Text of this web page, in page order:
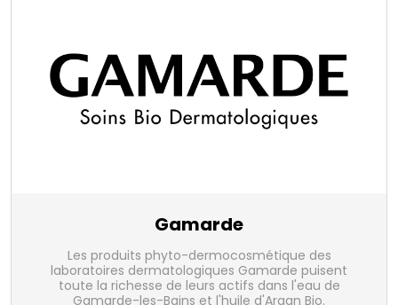
Gamarde
Les produits phyto-dermocosmétique des
laboratoires dermatologiques Gamarde puisent
toute la richesse de leurs actifs dans l'eau de
Gamarde-les-Bains et l'huile d'Argan Bio.